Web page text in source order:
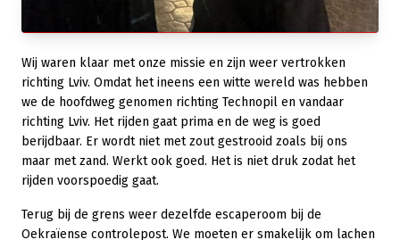
Wij waren klaar met onze missie en zijn weer vertrokken
richting Lviv. Omdat het ineens een witte wereld was hebben
we de hoofdweg genomen richting Technopil en vandaar
richting Lviv. Het rijden gaat prima en de weg is goed
berijdbaar. Er wordt niet met zout gestrooid zoals bij ons
maar met zand. Werkt ook goed. Het is niet druk zodat het
rijden voorspoedig gaat.
Terug bij de grens weer dezelfde escaperoom bij de
Oekraïense controlepost. We moeten er smakelijk om lachen